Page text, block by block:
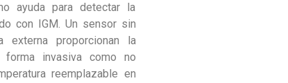
ayuda para detectar la
con IGM. Un sensor sin
externa proporcionan la
invasiva como no
reemplazable en